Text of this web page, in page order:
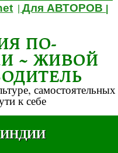
|Для АВТОРОВ
ПО-
~ ЖИВОЙ
самостоятельных
к себе